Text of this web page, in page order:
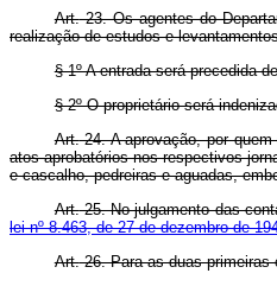
Art.23. Os agentes do
realização de estudos e
§ 1º A entrada será precedida
§ 2º O proprietário será
Art.24. A aprovação, por quem
atos aprobatórios nos respectivos
e cascalho, pedreiras e aguadas,
Art.25. No julgamento das
lei nº 8.463, de 27 de dezembro de
Art.26. Para as duas primeiras